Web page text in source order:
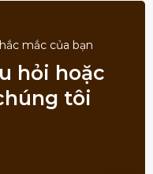
mắc của bạn
hỏi hoặc
tôi